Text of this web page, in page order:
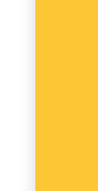
varierar.
en uppsjö